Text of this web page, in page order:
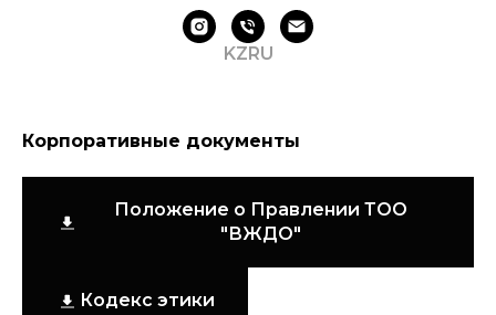
KZ RU
Корпоративные документы
Положение о Правлении ТОО
"ВЖДО"
Кодекс этики